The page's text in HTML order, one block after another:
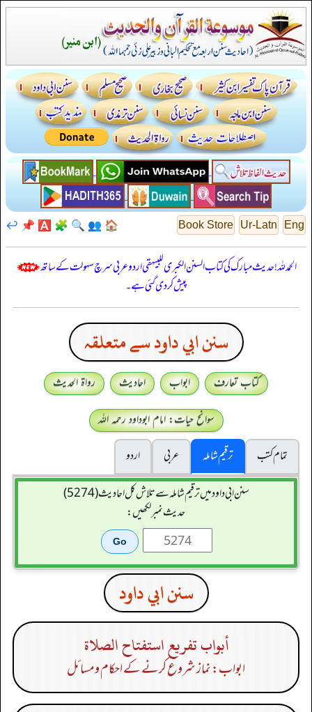
Eng
Ur-Latn
Book Store
🏠
👥
🔍
🧩
🅰️
📌
↩️
الحمدللہ! حدیث مبارک کی کتاب السنن الكبرى للبيهقي اردو عربی سرچ سہولت کے ساتھ
پیش کر دی گئی ہے۔
سنن ابي داود سے متعلقہ
کتاب تعارف ابواب احادیث
رواۃ الحدیث
سوانح حیات: امام ابوداود رحمہ اللہ
تمام کتب
ترقیم شاملہ عربی
اردو
سنن ابي داود میں ترقیم شاملہ سے تلاش کل احادیث (5274)
حدیث نمبر لکھیں:
سنن ابي داود
أبواب تفريع استفتاح الصلاة
ابواب: نماز شروع کرنے کے احکام ومسائل